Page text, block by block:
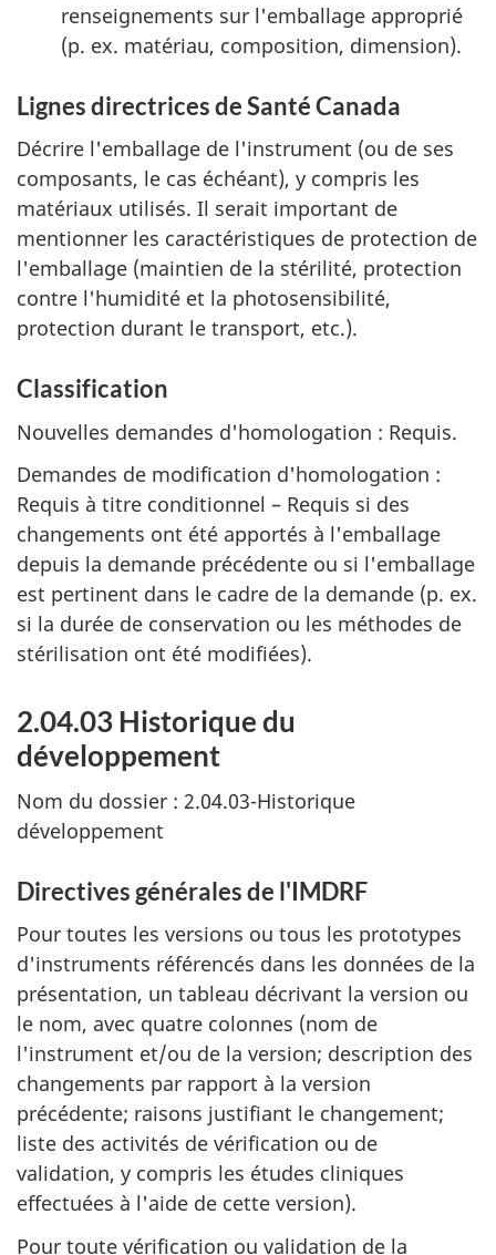
renseignements sur l'emballage approprié
(p. ex. matériau, composition, dimension).
Lignes directrices de Santé Canada
Décrire l'emballage de l'instrument (ou de ses
composants, le cas échéant), y compris les
matériaux utilisés. Il serait important de
mentionner les caractéristiques de protection de
l'emballage (maintien de la stérilité, protection
contre l'humidité et la photosensibilité,
protection durant le transport, etc.).
Classification
Nouvelles demandes d'homologation : Requis.
Demandes de modification d'homologation :
Requis à titre conditionnel – Requis si des
changements ont été apportés à l'emballage
depuis la demande précédente ou si l'emballage
est pertinent dans le cadre de la demande (p. ex.
si la durée de conservation ou les méthodes de
stérilisation ont été modifiées).
2.04.03 Historique du
développement
Nom du dossier : 2.04.03-Historique
développement
Directives générales de l'IMDRF
Pour toutes les versions ou tous les prototypes
d'instruments référencés dans les données de la
présentation, un tableau décrivant la version ou
le nom, avec quatre colonnes (nom de
l'instrument et/ou de la version; description des
changements par rapport à la version
précédente; raisons justifiant le changement;
liste des activités de vérification ou de
validation, y compris les études cliniques
effectuées à l'aide de cette version).
Pour toute vérification ou validation de la